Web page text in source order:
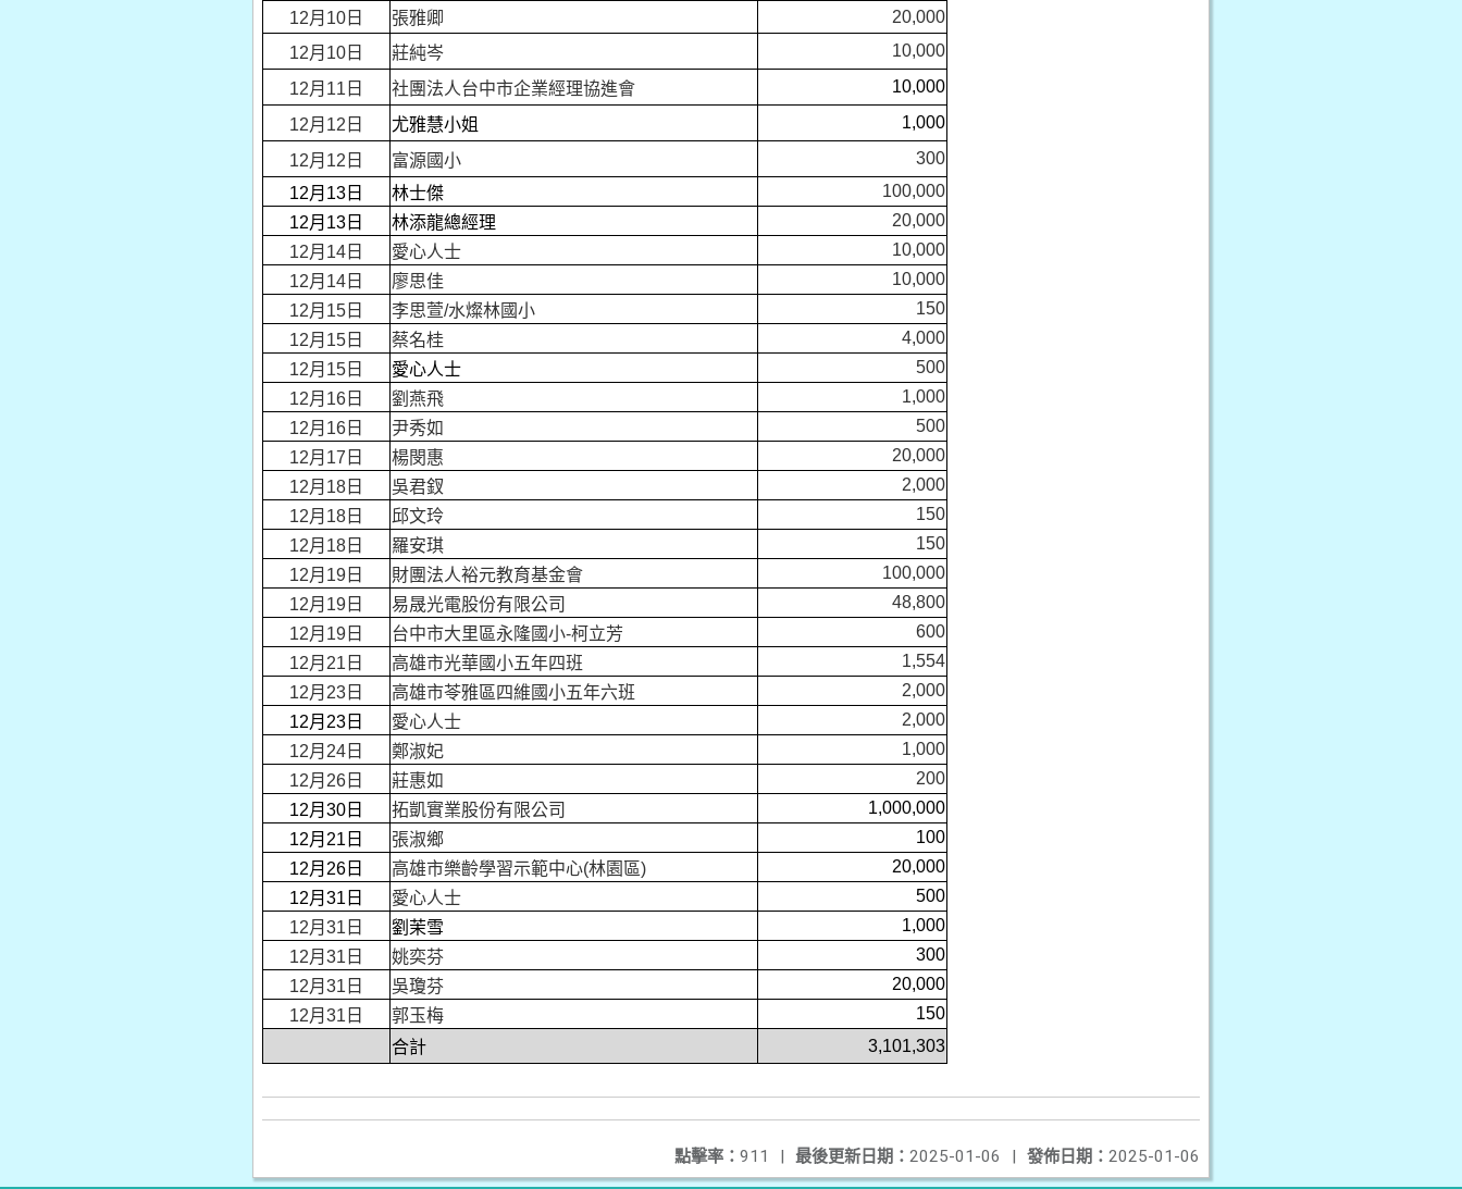
12月10日
張雅卿
20,000
12月10日
莊純岑 10,000
12月11日 社團法人台中市企業經理協進會 10,000
12月12日 尤雅慧小姐 1,000
12月12日 富源國小
300
12月13日
林士傑
100,000
12月13日
林添龍總經理
20,000
12月14日
愛心人士
10,000
12月14日
廖思佳
10,000
12月15日
李思萱/水燦林國小
150
12月15日
蔡名桂
4,000
12月15日
愛心人士
500
12月16日
劉燕飛
1,000
12月16日
尹秀如
500
12月17日
楊閔惠
20,000
12月18日
吳君釵
2,000
12月18日
邱文玲
150
12月18日
羅安琪
150
12月19日
財團法人裕元教育基金會
100,000
12月19日
易晟光電股份有限公司
48,800
12月19日
台中市大里區永隆國小-柯立芳
600
12月21日
高雄市光華國小五年四班
1,554
12月23日
高雄市苓雅區四維國小五年六班
2,000
12月23日
愛心人士
2,000
12月24日
鄭淑妃
1,000
12月26日
莊惠如
200
12月30日
拓凱實業股份有限公司
1,000,000
12月21日
張淑鄉
100
12月26日
高雄市樂齡學習示範中心(林園區)
20,000
12月31日
愛心人士
500
12月31日
劉茉雪
1,000
12月31日
姚奕芬
300
12月31日
吳瓊芬
20,000
12月31日
郭玉梅
150
合計
3,101,303
發佈日期： 2025-01-06
最後更新日期： 2025-01-06 |
點擊率： 911 |